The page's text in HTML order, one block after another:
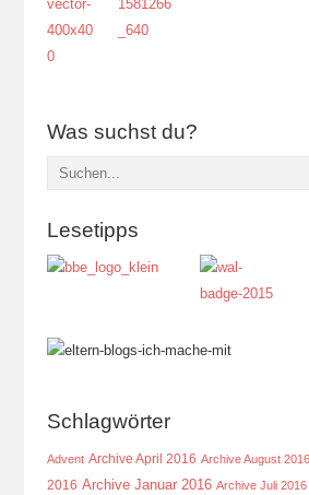
Was suchst du?
Lesetipps
Schlagwörter
Advent Archive April 2016 Archive August 2016
2016 Archive Januar 2016 Archive Juli 2016